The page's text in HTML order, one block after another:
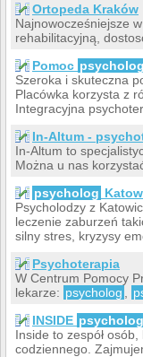
Ortopeda Kraków
Najnowocześniejsze
rehabilitacyjną,
Pomoc psycholog
Szeroka i skuteczna
Placówka korzysta z
Integracyjna
In-Altum -
In-Altum to
Można u nas
psycholog
Psycholodzy z
leczenie zaburzeń
silny stres, kryzysy
Psychoterapia
W Centrum Pomocy
lekarze: psycholog
INSIDE psycholog
Inside to zespół
codziennego.